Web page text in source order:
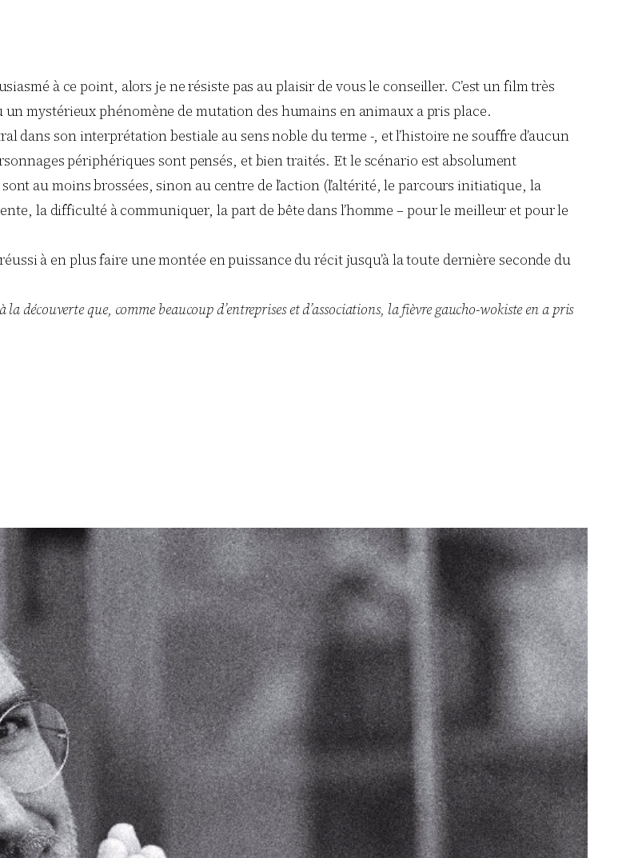
à ce point, alors je ne résiste pas au plaisir de vous le conseiller. C’est un film très
mystérieux phénomène de mutation des humains en animaux a pris place.
dans son interprétation bestiale au sens noble du terme -, et l’histoire ne souffre d’aucun
périphériques sont pensés, et bien traités. Et le scénario est absolument
au moins brossées, sinon au centre de l’action (l’altérité, le parcours initiatique, la
la difficulté à communiquer, la part de bête dans l’homme – pour le meilleur et pour le
à en plus faire une montée en puissance du récit jusqu’à la toute dernière seconde du
découverte que, comme beaucoup d’entreprises et d’associations, la fièvre gaucho-wokiste en a pris